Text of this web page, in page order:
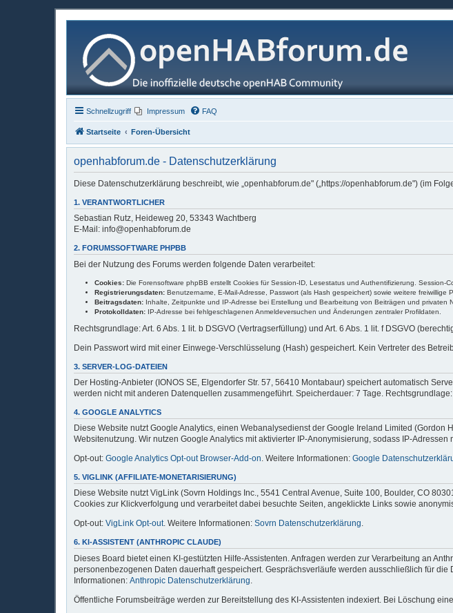
Schnellzugriff Impressum FAQ
Startseite Foren-Übersicht
openhabforum.de - Datenschutzerklärung
Diese Datenschutzerklärung beschreibt, wie „openhabforum.de" („https://openhabforum.de") (im
1. VERANTWORTLICHER
Sebastian Rutz, Heideweg 20, 53343 Wachtberg
E-Mail: info@openhabforum.de
2. FORUMSSOFTWARE PHPBB
Bei der Nutzung des Forums werden folgende Daten verarbeitet:
Cookies: Die Forensoftware phpBB erstellt Cookies für Session-ID, Lesestatus und Authentifizierung.
Registrierungsdaten: Benutzername, E-Mail-Adresse, Passwort (als Hash gespeichert) sowie weitere freiwillige
Beitragsdaten: Inhalte, Zeitpunkte und IP-Adresse bei Erstellung und Bearbeitung von Beiträgen und privaten
Protokolldaten: IP-Adresse bei fehlgeschlagenen Anmeldeversuchen und Änderungen zentraler Profildaten.
Rechtsgrundlage: Art. 6 Abs. 1 lit. b DSGVO (Vertragserfüllung) und Art. 6 Abs. 1 lit. f DSGVO
Dein Passwort wird mit einer Einwege-Verschlüsselung (Hash) gespeichert. Kein Vertreter des
3. SERVER-LOG-DATEIEN
Der Hosting-Anbieter (IONOS SE, Elgendorfer Str. 57, 56410 Montabaur) speichert automatisch
werden nicht mit anderen Datenquellen zusammengeführt. Speicherdauer: 7 Tage. Rechtsgrundlage:
4. GOOGLE ANALYTICS
Diese Website nutzt Google Analytics, einen Webanalysedienst der Google Ireland Limited
Websitenutzung. Wir nutzen Google Analytics mit aktivierter IP-Anonymisierung, sodass IP-
Opt-out: Google Analytics Opt-out Browser-Add-on. Weitere Informationen: Google
5. VIGLINK (AFFILIATE-MONETARISIERUNG)
Diese Website nutzt VigLink (Sovrn Holdings Inc., 5541 Central Avenue, Suite 100, Boulder, CO
Cookies zur Klickverfolgung und verarbeitet dabei besuchte Seiten, angeklickte Links sowie
Opt-out: VigLink Opt-out. Weitere Informationen: Sovrn Datenschutzerklärung.
6. KI-ASSISTENT (ANTHROPIC CLAUDE)
Dieses Board bietet einen KI-gestützten Hilfe-Assistenten. Anfragen werden zur Verarbeitung an
personenbezogenen Daten dauerhaft gespeichert. Gesprächsverläufe werden ausschließlich für
Informationen: Anthropic Datenschutzerklärung
Öffentliche Forumsbeiträge werden zur Bereitstellung des KI-Assistenten indexiert. Bei Löschung